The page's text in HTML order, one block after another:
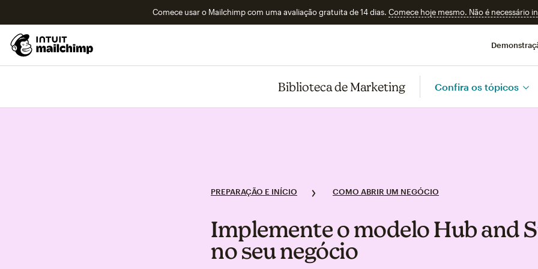
Comece usar o Mailchimp com uma avaliação gratuita de 14 dias. Comece hoje mesmo. Não é necessário
Biblioteca de Marketing Confira os tópicos
PREPARAÇÃO E INÍCIO COMO ABRIR UM NEGÓCIO
Implemente o modelo Hub and
no seu negócio